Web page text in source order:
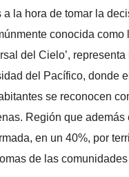
a la hora de tomar la
conocida como
del Cielo’, representa
del Pacífico, donde
se reconocen
Región que además
en un 40%, por
de las